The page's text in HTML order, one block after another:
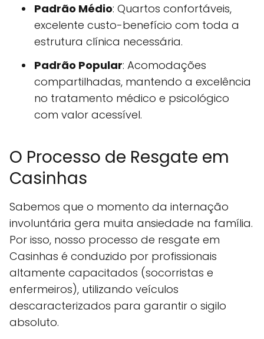
Padrão Médio: Quartos confortáveis,
excelente custo-benefício com toda a
estrutura clínica necessária.
Padrão Popular: Acomodações
compartilhadas, mantendo a excelência
no tratamento médico e psicológico
com valor acessível.
O Processo de Resgate em
Casinhas
Sabemos que o momento da internação
involuntária gera muita ansiedade na família.
Por isso, nosso processo de resgate em
Casinhas é conduzido por profissionais
altamente capacitados (socorristas e
enfermeiros), utilizando veículos
descaracterizados para garantir o sigilo
absoluto.